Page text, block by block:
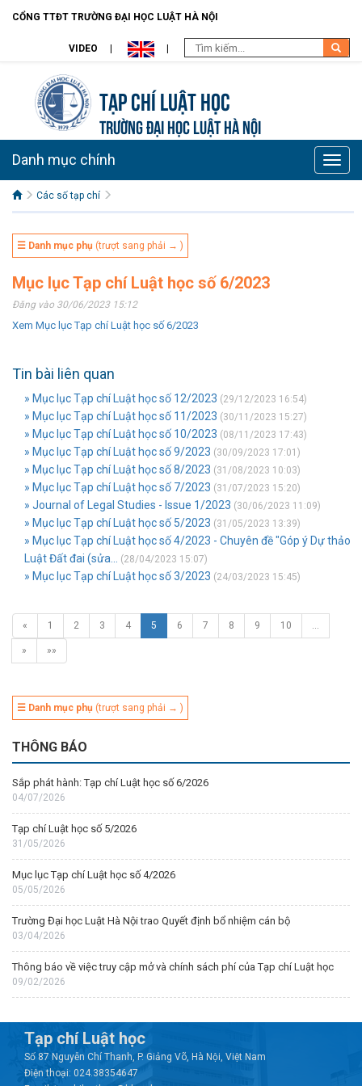
CỔNG TTĐT TRƯỜNG ĐẠI HỌC LUẬT HÀ NỘI
VIDEO
Tạp chí Luật học
TRƯỜNG ĐẠI HỌC LUẬT HÀ NỘI
Toggle
Danh mục chính
Các số tạp chí
☰ Danh mục phụ (trượt sang phải → )
Mục lục Tạp chí Luật học số 6/2023
Đăng vào 30/06/2023 15:12
Xem Mục lục Tạp chí Luật học số 6/2023
Tin bài liên quan
» Mục lục Tạp chí Luật học số 12/2023 (29/12/2023 16:54)
» Mục lục Tạp chí Luật học số 11/2023 (30/11/2023 15:27)
» Mục lục Tạp chí Luật học số 10/2023 (08/11/2023 17:43)
» Mục lục Tạp chí Luật học số 9/2023 (30/09/2023 17:01)
» Mục lục Tạp chí Luật học số 8/2023 (31/08/2023 10:03)
» Mục lục Tạp chí Luật học số 7/2023 (31/07/2023 15:20)
» Journal of Legal Studies - Issue 1/2023 (30/06/2023 11:09)
» Mục lục Tạp chí Luật học số 5/2023 (31/05/2023 13:39)
» Mục lục Tạp chí Luật học số 4/2023 - Chuyên đề "Góp ý Dự thảo
Luật Đất đai (sửa...
(28/04/2023 15:07)
» Mục lục Tạp chí Luật học số 3/2023 (24/03/2023 15:45)
« 1 2 3 4 5 6 7 8 9 10 …
» »»
☰ Danh mục phụ (trượt sang phải → )
THÔNG BÁO
Sắp phát hành: Tạp chí Luật học số 6/2026
04/07/2026
Tạp chí Luật học số 5/2026
31/05/2026
Mục lục Tạp chí Luật học số 4/2026
05/05/2026
Trường Đại học Luật Hà Nội trao Quyết định bổ nhiệm cán bộ
03/04/2026
Thông báo về việc truy cập mở và chính sách phí của Tạp chí Luật học
09/02/2026
Tạp chí Luật học
Số 87 Nguyễn Chí Thanh, P. Giảng Võ, Hà Nội, Việt Nam
Điện thoại: 024.38354647